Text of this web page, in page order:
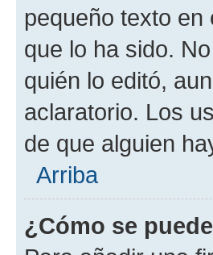
pequeño texto
que lo ha sido.
quién lo editó,
aclaratorio. Los
de que alguien
Arriba
¿Cómo se